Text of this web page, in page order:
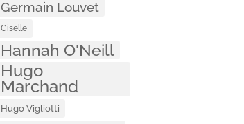
Germain Louvet
Giselle
Hannah O'Neill
Hugo
Marchand
Hugo Vigliotti